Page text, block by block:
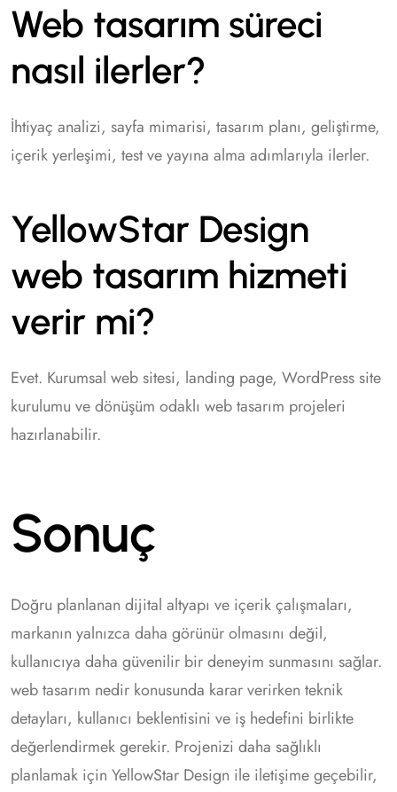
Web tasarım süreci
nasıl ilerler?
İhtiyaç analizi, sayfa mimarisi, tasarım planı, geliştirme,
içerik yerleşimi, test ve yayına alma adımlarıyla ilerler.
YellowStar Design
web tasarım hizmeti
verir mi?
Evet. Kurumsal web sitesi, landing page, WordPress site
kurulumu ve dönüşüm odaklı web tasarım projeleri
hazırlanabilir.
Sonuç
Doğru planlanan dijital altyapı ve içerik çalışmaları,
markanın yalnızca daha görünür olmasını değil,
kullanıcıya daha güvenilir bir deneyim sunmasını sağlar.
web tasarım nedir konusunda karar verirken teknik
detayları, kullanıcı beklentisini ve iş hedefini birlikte
değerlendirmek gerekir. Projenizi daha sağlıklı
planlamak için YellowStar Design ile iletişime geçebilir,